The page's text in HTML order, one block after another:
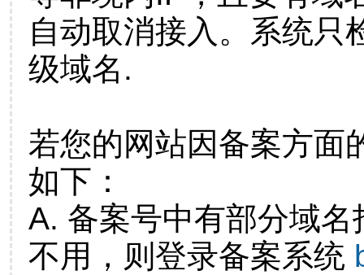
自动取消接入。系统只
级域名.
若您的网站因备案方面
如下：
A. 备案号中有部分域
不用，则登录备案系统